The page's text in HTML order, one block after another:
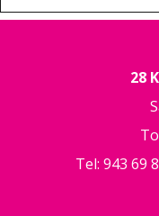
28
Tel: 943 69